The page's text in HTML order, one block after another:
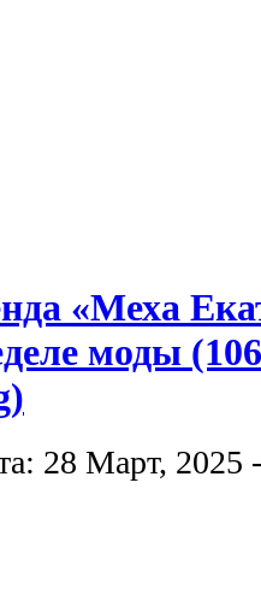
«Меха
моды
28 Март, 2025